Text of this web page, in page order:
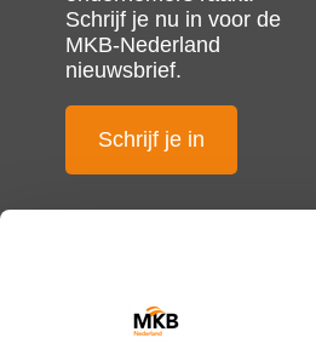
Schrijf je nu in voor de
MKB-Nederland
nieuwsbrief.
Schrijf je in